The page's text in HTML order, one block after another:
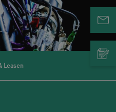
Leasen